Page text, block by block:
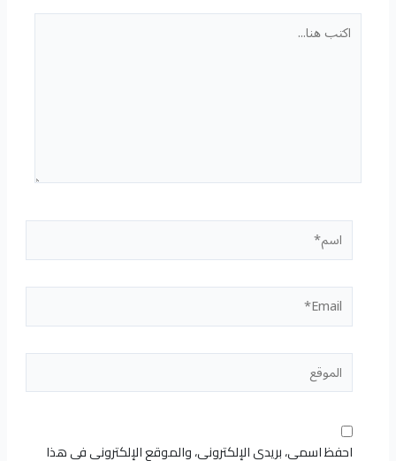
اكتب
هنا...
اسم*
Email*
الموقع
احفظ اسمي، بريدي الإلكتروني، والموقع الإلكتروني في هذا